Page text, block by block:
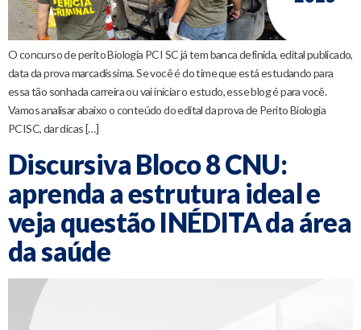
O concurso de perito Biologia PCI SC já tem banca definida, edital publicado,
data da prova marcadíssima. Se você é do time que está estudando para
essa tão sonhada carreira ou vai iniciar o estudo, esse blog é para você.
Vamos analisar abaixo o conteúdo do edital da prova de Perito Biologia
PCISC, dar dicas […]
Discursiva Bloco 8 CNU:
aprenda a estrutura ideal e
veja questão INÉDITA da área
da saúde